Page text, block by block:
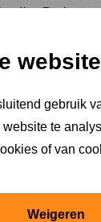
gebruik
te
of van
Weigeren
De
voor
mee?
Hart